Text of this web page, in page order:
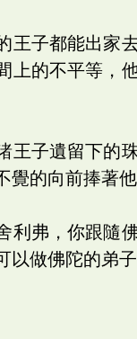
王子都能出家
上的不平等，
王子遺留下的
覺的向前捧著他
利弗，你跟
做佛陀的弟子